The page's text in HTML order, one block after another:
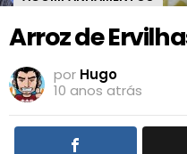
Arroz de
por Hugo
10 anos atrás